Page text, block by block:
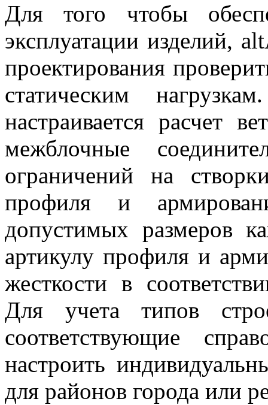
Для того чтобы
эксплуатации изделий,
проектирования
статическим
настраивается расчет
межблочные
ограничений на
профиля и
допустимых размеров
артикулу профиля и
жесткости в
Для учета типов
соответствующие
настроить
для районов города или